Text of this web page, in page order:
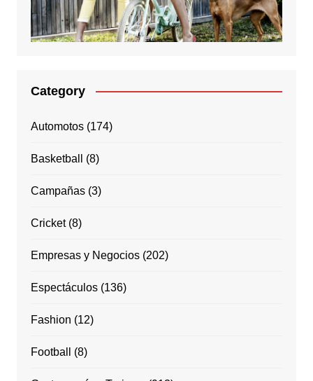
Category
Automotos(174)
Basketball (8)
Campañas(3)
Cricket(8)
Empresas y Negocios(202)
Espectáculos(136)
Fashion (12)
Football (8)